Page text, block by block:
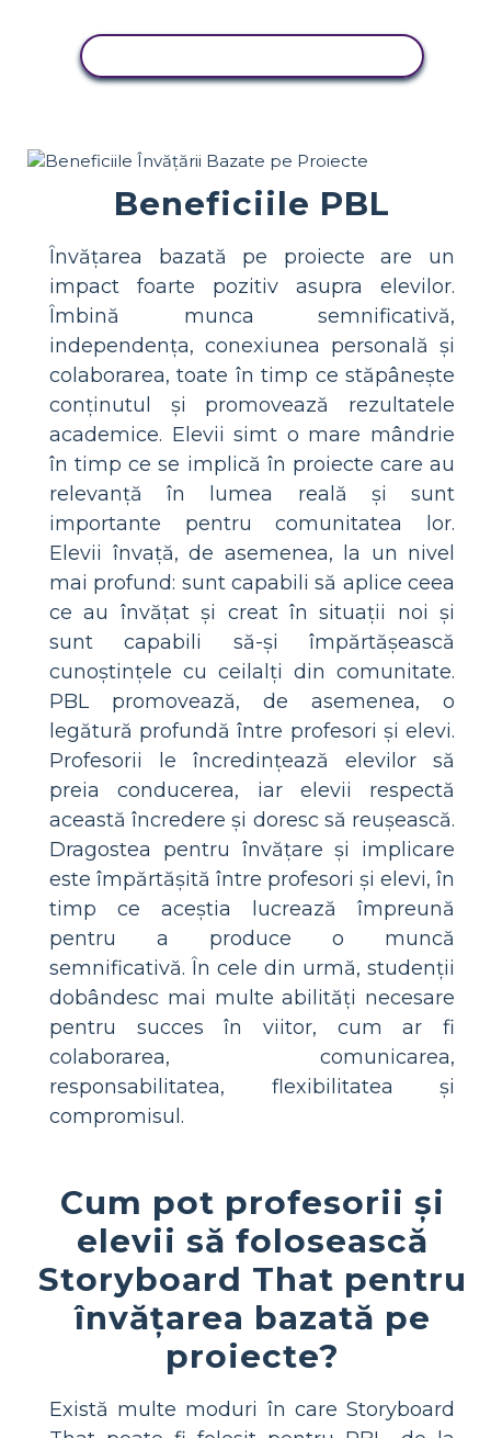
Beneficiile PBL
Învățarea bazată pe proiecte are un
impact foarte pozitiv asupra elevilor.
Îmbină munca semnificativă,
independența, conexiunea personală și
colaborarea, toate în timp ce stăpânește
conținutul și promovează rezultatele
academice. Elevii simt o mare mândrie
în timp ce se implică în proiecte care au
relevanță în lumea reală și sunt
importante pentru comunitatea lor.
Elevii învață, de asemenea, la un nivel
mai profund: sunt capabili să aplice ceea
ce au învățat și creat în situații noi și
sunt capabili să-și împărtășească
cunoștințele cu ceilalți din comunitate.
PBL promovează, de asemenea, o
legătură profundă între profesori și elevi.
Profesorii le încredințează elevilor să
preia conducerea, iar elevii respectă
această încredere și doresc să reușească.
Dragostea pentru învățare și implicare
este împărtășită între profesori și elevi, în
timp ce aceștia lucrează împreună
pentru a produce o muncă
semnificativă. În cele din urmă, studenții
dobândesc mai multe abilități necesare
pentru succes în viitor, cum ar fi
colaborarea, comunicarea,
responsabilitatea, flexibilitatea și
compromisul.
Cum pot profesorii și
elevii să folosească
Storyboard That pentru
învățarea bazată pe
proiecte?
Există multe moduri în care Storyboard